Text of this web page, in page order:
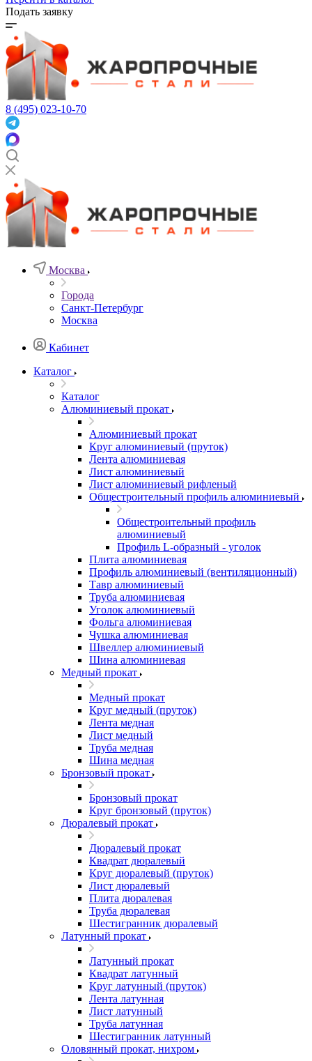
Подать заявку
8 (495) 023-10-70
Москва
Города
Санкт-Петербург
Москва
Кабинет
Каталог
Каталог
Алюминиевый прокат
Алюминиевый прокат
Круг алюминиевый (пруток)
Лента алюминиевая
Лист алюминиевый
Лист алюминиевый рифленый
Общестроительный профиль алюминиевый
Общестроительный профиль
алюминиевый
Профиль L-образный - уголок
Плита алюминиевая
Профиль алюминиевый (вентиляционный)
Тавр алюминиевый
Труба алюминиевая
Уголок алюминиевый
Фольга алюминиевая
Чушка алюминиевая
Швеллер алюминиевый
Шина алюминиевая
Медный прокат
Медный прокат
Круг медный (пруток)
Лента медная
Лист медный
Труба медная
Шина медная
Бронзовый прокат
Бронзовый прокат
Круг бронзовый (пруток)
Дюралевый прокат
Дюралевый прокат
Квадрат дюралевый
Круг дюралевый (пруток)
Лист дюралевый
Плита дюралевая
Труба дюралевая
Шестигранник дюралевый
Латунный прокат
Латунный прокат
Квадрат латунный
Круг латунный (пруток)
Лента латунная
Лист латунный
Труба латунная
Шестигранник латунный
Оловянный прокат, нихром